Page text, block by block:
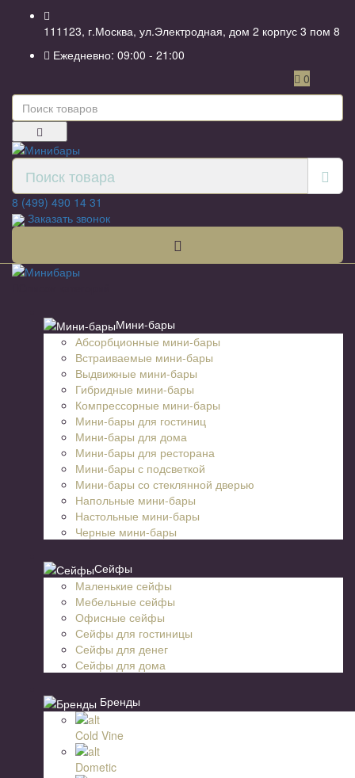
111123, г.Москва, ул.Электродная, дом 2 корпус 3 пом 8
Ежедневно: 09:00 - 21:00
0
8 (499) 490 14 31
Заказать звонок
Мини-бары
Абсорбционные мини-бары
Встраиваемые мини-бары
Выдвижные мини-бары
Гибридные мини-бары
Компрессорные мини-бары
Мини-бары для гостиниц
Мини-бары для дома
Мини-бары для ресторана
Мини-бары с подсветкой
Мини-бары со стеклянной дверью
Напольные мини-бары
Настольные мини-бары
Черные мини-бары
Сейфы
Маленькие сейфы
Мебельные сейфы
Офисные сейфы
Сейфы для гостиницы
Сейфы для денег
Сейфы для дома
Бренды
Cold Vine
Dometic